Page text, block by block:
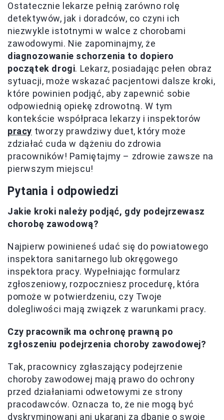
Ostatecznie lekarze pełnią zarówno rolę
detektywów, jak i doradców, co czyni ich
niezwykle istotnymi w walce z chorobami
zawodowymi. Nie zapominajmy, że
diagnozowanie schorzenia to dopiero
początek drogi. Lekarz, posiadając pełen obraz
sytuacji, może wskazać pacjentowi dalsze kroki,
które powinien podjąć, aby zapewnić sobie
odpowiednią opiekę zdrowotną. W tym
kontekście współpraca lekarzy i inspektorów
pracy tworzy prawdziwy duet, który może
zdziałać cuda w dążeniu do zdrowia
pracowników! Pamiętajmy – zdrowie zawsze na
pierwszym miejscu!
Pytania i odpowiedzi
Jakie kroki należy podjąć, gdy podejrzewasz
chorobę zawodową?
Najpierw powinieneś udać się do powiatowego
inspektora sanitarnego lub okręgowego
inspektora pracy. Wypełniając formularz
zgłoszeniowy, rozpoczniesz procedurę, która
pomoże w potwierdzeniu, czy Twoje
dolegliwości mają związek z warunkami pracy.
Czy pracownik ma ochronę prawną po
zgłoszeniu podejrzenia choroby zawodowej?
Tak, pracownicy zgłaszający podejrzenie
choroby zawodowej mają prawo do ochrony
przed działaniami odwetowymi ze strony
pracodawców. Oznacza to, że nie mogą być
dyskryminowani ani ukarani za dbanie o swoje